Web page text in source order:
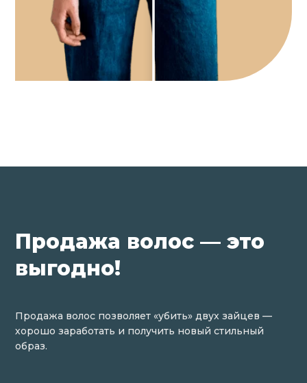
Продажа волос — это
выгодно!
Продажа волос позволяет «убить» двух зайцев —
хорошо заработать и получить новый стильный
образ.